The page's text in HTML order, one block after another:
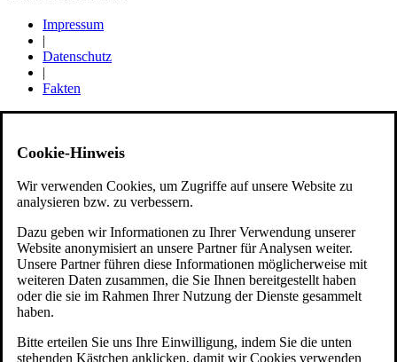
Impressum
|
Datenschutz
|
Fakten
Cookie-Hinweis
Wir verwenden Cookies, um Zugriffe auf unsere Website zu
analysieren bzw. zu verbessern.
Dazu geben wir Informationen zu Ihrer Verwendung unserer
Website anonymisiert an unsere Partner für Analysen weiter.
Unsere Partner führen diese Informationen möglicherweise mit
weiteren Daten zusammen, die Sie Ihnen bereitgestellt haben
oder die sie im Rahmen Ihrer Nutzung der Dienste gesammelt
haben.
Bitte erteilen Sie uns Ihre Einwilligung, indem Sie die unten
stehenden Kästchen anklicken, damit wir Cookies verwenden